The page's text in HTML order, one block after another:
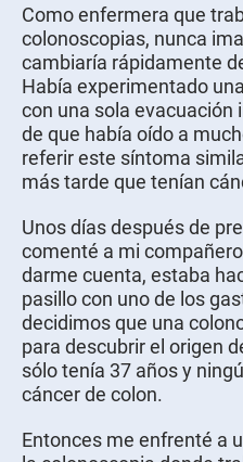
Como enfermera que
colonoscopias, nunca
cambiaría rápidamente
Había experimentado
con una sola evacuación
de que había oído a
referir este síntoma
más tarde que tenían
Unos días después de
comenté a mi
darme cuenta, estaba
pasillo con uno de los
decidimos que una
para descubrir el origen
sólo tenía 37 años y
cáncer de colon.
Entonces me enfrenté a